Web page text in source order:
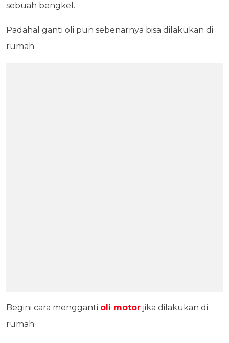
sebuah bengkel.
Padahal ganti oli pun sebenarnya bisa dilakukan di
rumah.
Begini cara mengganti oli motor jika dilakukan di
rumah: